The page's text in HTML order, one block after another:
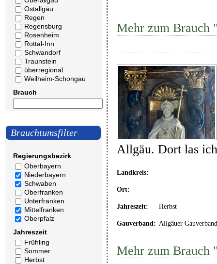
Ostallgäu
Regen
Regensburg
Rosenheim
Rottal-Inn
Schwandorf
Traunstein
überregional
Weilheim-Schongau
Brauch
Brauchtumsfilter
Regierungsbezirk
Oberbayern
Niederbayern
Schwaben
Oberfranken
Unterfranken
Mittelfranken
Oberpfalz
Jahreszeit
Frühling
Sommer
Herbst
Mehr zum Brauch
Allgäu. Dort las
Landkreis:
Ort:
Jahreszeit: Herbst
Gauverband: Allgäuer Gauverband
Mehr zum Brauch